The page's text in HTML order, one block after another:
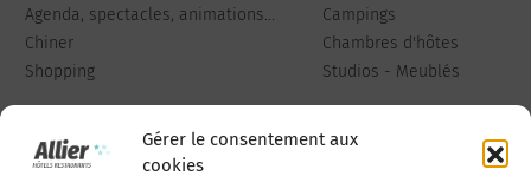
Gérer le consentement aux
cookies
Agenda, spectacles, animations...
Chiner
Shopping
Campings
Chambres d'hôtes
Studios - Meublés